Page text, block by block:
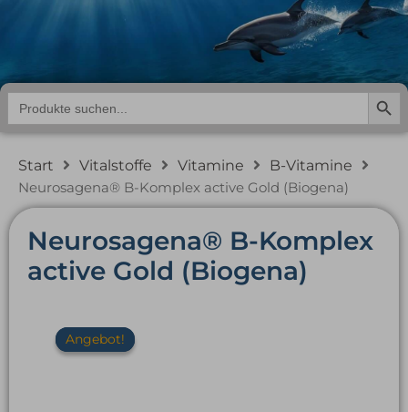
Search
for:
Search
Start Vitalstoffe Vitamine B-Vitamine
Neurosagena® B-Komplex active Gold (Biogena)
Neurosagena® B-Komplex
active Gold (Biogena)